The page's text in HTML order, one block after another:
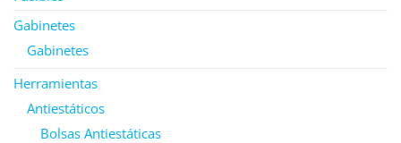
Gabinetes
Gabinetes
Herramientas
Antiestáticos
Bolsas Antiestáticas